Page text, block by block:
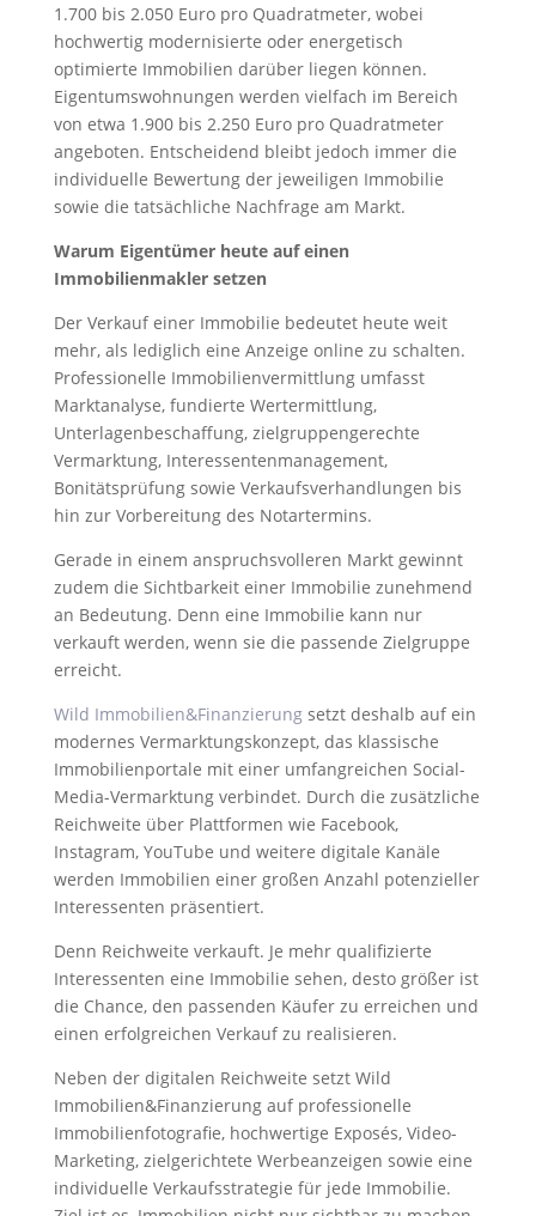
1.700 bis 2.050 Euro pro Quadratmeter, wobei
hochwertig modernisierte oder energetisch
optimierte Immobilien darüber liegen können.
Eigentumswohnungen werden vielfach im Bereich
von etwa 1.900 bis 2.250 Euro pro Quadratmeter
angeboten. Entscheidend bleibt jedoch immer die
individuelle Bewertung der jeweiligen Immobilie
sowie die tatsächliche Nachfrage am Markt.
Warum Eigentümer heute auf einen
Immobilienmakler setzen
Der Verkauf einer Immobilie bedeutet heute weit
mehr, als lediglich eine Anzeige online zu schalten.
Professionelle Immobilienvermittlung umfasst
Marktanalyse, fundierte Wertermittlung,
Unterlagenbeschaffung, zielgruppengerechte
Vermarktung, Interessentenmanagement,
Bonitätsprüfung sowie Verkaufsverhandlungen bis
hin zur Vorbereitung des Notartermins.
Gerade in einem anspruchsvolleren Markt gewinnt
zudem die Sichtbarkeit einer Immobilie zunehmend
an Bedeutung. Denn eine Immobilie kann nur
verkauft werden, wenn sie die passende Zielgruppe
erreicht.
Wild Immobilien&Finanzierungsetzt deshalb auf ein
modernes Vermarktungskonzept, das klassische
Immobilienportale mit einer umfangreichen Social-
Media-Vermarktung verbindet. Durch die zusätzliche
Reichweite über Plattformen wie Facebook,
Instagram, YouTube und weitere digitale Kanäle
werden Immobilien einer großen Anzahl potenzieller
Interessenten präsentiert.
Denn Reichweite verkauft. Je mehr qualifizierte
Interessenten eine Immobilie sehen, desto größer ist
die Chance, den passenden Käufer zu erreichen und
einen erfolgreichen Verkauf zu realisieren.
Neben der digitalen Reichweite setzt Wild
Immobilien&Finanzierung auf professionelle
Immobilienfotografie, hochwertige Exposés, Video-
Marketing, zielgerichtete Werbeanzeigen sowie eine
individuelle Verkaufsstrategie für jede Immobilie.